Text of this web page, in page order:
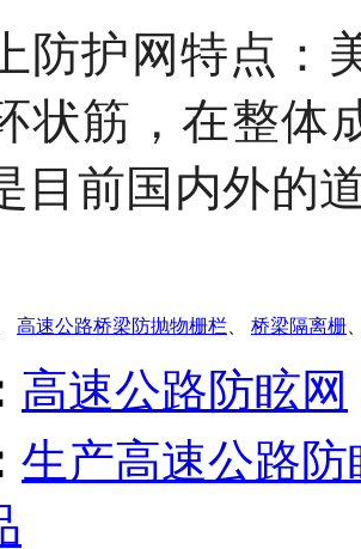
防护网特点：
状筋，在整体
目前国内外的
高速公路桥梁防抛物栅栏 桥梁隔离栅
高速公路防眩网
生产高速公路